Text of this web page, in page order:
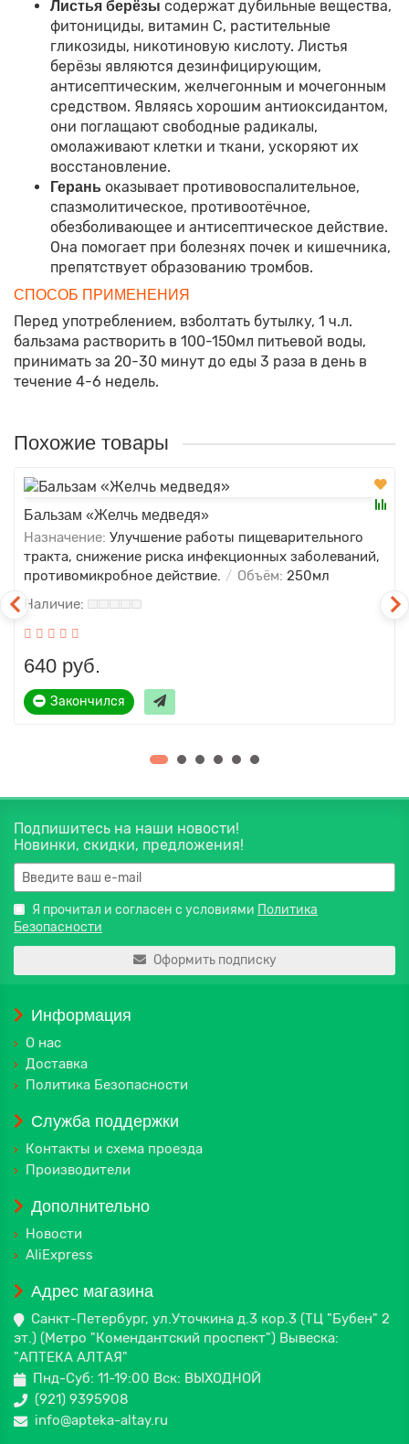
Листья берёзы содержат дубильные вещества,
фитонициды, витамин С, растительные
гликозиды, никотиновую кислоту. Листья
берёзы являются дезинфицирующим,
антисептическим, желчегонным и мочегонным
средством. Являясь хорошим антиоксидантом,
они поглащают свободные радикалы,
омолаживают клетки и ткани, ускоряют их
восстановление.
Герань оказывает противовоспалительное,
спазмолитическое, противоотёчное,
обезболивающее и антисептическое действие.
Она помогает при болезнях почек и кишечника,
препятствует образованию тромбов.
СПОСОБ ПРИМЕНЕНИЯ
Перед употреблением, взболтать бутылку, 1 ч.л.
бальзама растворить в 100-150мл питьевой воды,
принимать за 20-30 минут до еды 3 раза в день в
течение 4-6 недель.
Похожие товары
Бальзам «Желчь медведя»
Назначение: Улучшение работы пищеварительного
тракта, снижение риска инфекционных заболеваний,
противомикробное действие.
Объём: 250мл
640 руб.
Закончился
Подпишитесь на наши новости!
Новинки, скидки, предложения!
Я прочитал и согласен с условиями Политика
Безопасности
Оформить подписку
Информация
О нас
Доставка
Политика Безопасности
Служба поддержки
Контакты и схема проезда
Производители
Дополнительно
Новости
AliExpress
Адрес магазина
Санкт-Петербург, ул.Уточкина д.3 кор.3 (ТЦ "Бубен" 2
эт.) (Метро "Комендантский проспект") Вывеска:
"АПТЕКА АЛТАЯ"
Пнд-Суб: 11-19:00 Вск: ВЫХОДНОЙ
(921) 9395908
info@apteka-altay.ru